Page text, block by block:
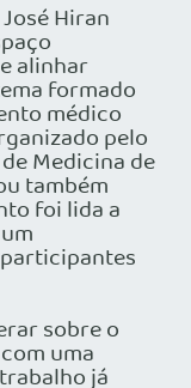
Hiran
alinhar
formado
médico
pelo
Medicina de
também
foi lida a
sobre o
uma
já